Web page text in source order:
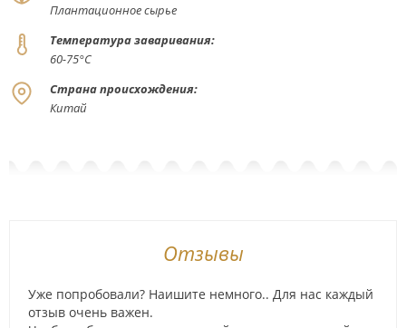
Плантационное сырье
Температура заваривания:
60-75°С
Страна происхождения:
Китай
Отзывы
Уже попробовали? Наишите немного.. Для нас каждый
отзыв очень важен.